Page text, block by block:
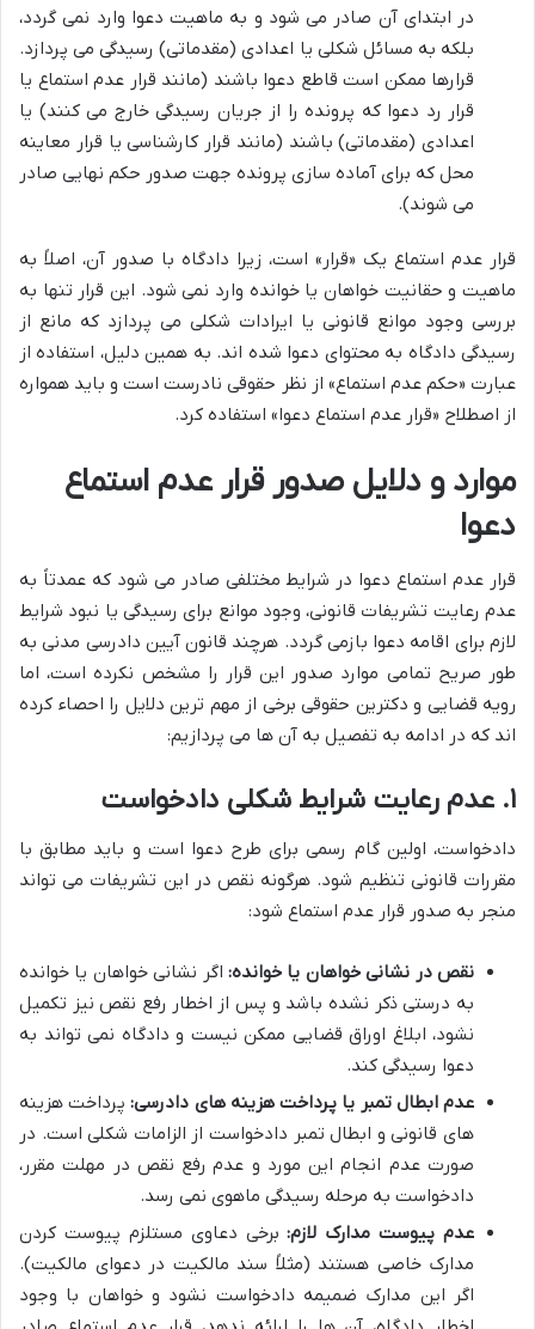
در ابتدای آن صادر می شود و به ماهیت دعوا وارد نمی گردد،
بلکه به مسائل شکلی یا اعدادی (مقدماتی) رسیدگی می پردازد.
قرارها ممکن است قاطع دعوا باشند (مانند قرار عدم استماع یا
قرار رد دعوا که پرونده را از جریان رسیدگی خارج می کنند) یا
اعدادی (مقدماتی) باشند (مانند قرار کارشناسی یا قرار معاینه
محل که برای آماده سازی پرونده جهت صدور حکم نهایی صادر
می شوند).
قرار عدم استماع یک «قرار» است، زیرا دادگاه با صدور آن، اصلاً به
ماهیت و حقانیت خواهان یا خوانده وارد نمی شود. این قرار تنها به
بررسی وجود موانع قانونی یا ایرادات شکلی می پردازد که مانع از
رسیدگی دادگاه به محتوای دعوا شده اند. به همین دلیل، استفاده از
عبارت «حکم عدم استماع» از نظر حقوقی نادرست است و باید همواره
از اصطلاح «قرار عدم استماع دعوا» استفاده کرد.
موارد و دلایل صدور قرار عدم استماع
دعوا
قرار عدم استماع دعوا در شرایط مختلفی صادر می شود که عمدتاً به
عدم رعایت تشریفات قانونی، وجود موانع برای رسیدگی یا نبود شرایط
لازم برای اقامه دعوا بازمی گردد. هرچند قانون آیین دادرسی مدنی به
طور صریح تمامی موارد صدور این قرار را مشخص نکرده است، اما
رویه قضایی و دکترین حقوقی برخی از مهم ترین دلایل را احصاء کرده
اند که در ادامه به تفصیل به آن ها می پردازیم:
۱. عدم رعایت شرایط شکلی دادخواست
دادخواست، اولین گام رسمی برای طرح دعوا است و باید مطابق با
مقررات قانونی تنظیم شود. هرگونه نقص در این تشریفات می تواند
منجر به صدور قرار عدم استماع شود:
نقص در نشانی خواهان یا خوانده: اگر نشانی خواهان یا خوانده
به درستی ذکر نشده باشد و پس از اخطار رفع نقص نیز تکمیل
نشود، ابلاغ اوراق قضایی ممکن نیست و دادگاه نمی تواند به
دعوا رسیدگی کند.
عدم ابطال تمبر یا پرداخت هزینه های دادرسی:پرداخت هزینه
های قانونی و ابطال تمبر دادخواست از الزامات شکلی است. در
صورت عدم انجام این مورد و عدم رفع نقص در مهلت مقرر،
دادخواست به مرحله رسیدگی ماهوی نمی رسد.
عدم پیوست مدارک لازم:برخی دعاوی مستلزم پیوست کردن
مدارک خاصی هستند (مثلاً سند مالکیت در دعوای مالکیت).
اگر این مدارک ضمیمه دادخواست نشود و خواهان با وجود